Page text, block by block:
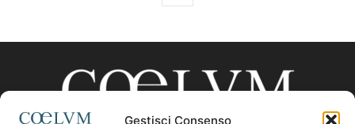
Gestisci Consenso